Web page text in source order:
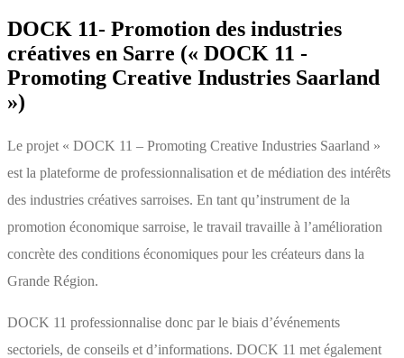
DOCK 11- Promotion des industries
créatives en Sarre (« DOCK 11 -
Promoting Creative Industries Saarland
»)
Le projet « DOCK 11 – Promoting Creative Industries Saarland »
est la plateforme de professionnalisation et de médiation des intérêts
des industries créatives sarroises. En tant qu’instrument de la
promotion économique sarroise, le travail travaille à l’amélioration
concrète des conditions économiques pour les créateurs dans la
Grande Région.
DOCK 11 professionnalise donc par le biais d’événements
sectoriels, de conseils et d’informations. DOCK 11 met également